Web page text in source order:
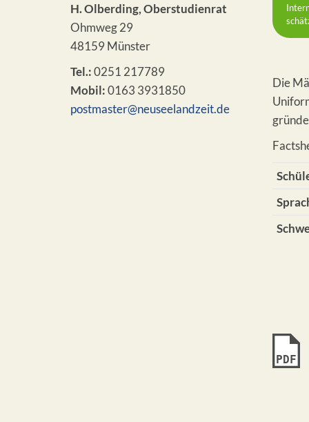
H. Olberding, Oberstudienrat
Ohmweg 29
48159 Münster
Tel.:0251 217789
Mobil:0163 3931850
postmaster@neuseelandzeit.de
Die
PDF